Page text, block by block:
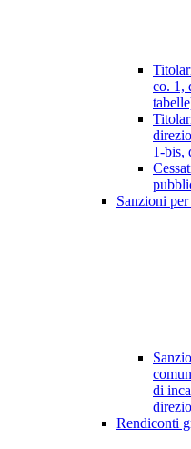
co. 1,
1-bis,
Sanzioni
di
Rendiconti